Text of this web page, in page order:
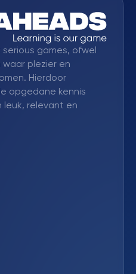
games, ofwel
plezier en
Hierdoor
opgedane kennis
leuk, relevant en